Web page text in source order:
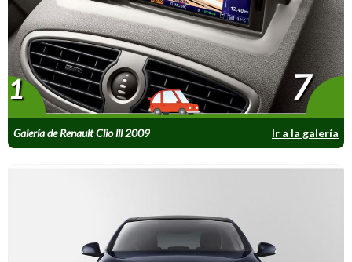
Galería de Renault Clio lll 2009 Ir a la galería
1 7